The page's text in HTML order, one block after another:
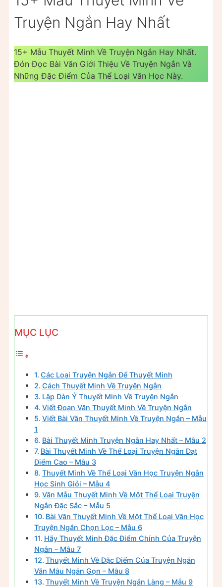
Truyện Ngắn Hay Nhất
15+ Mẫu Thuyết Minh Về Truyện Ngắn Hay Nhất.
Đón Đọc Bài Văn Giới Thiệu Về Truyện Ngắn Và
Những Đặc Điểm Của Thể Loại Văn Học Này.
MỤC LỤC
Các Loại Truyện Ngắn Để Thuyết Minh
Cách Thuyết Minh Về Truyện Ngắn
Lập Dàn Ý Thuyết Minh Về Truyện Ngắn
Viết Đoạn Văn Thuyết Minh Về Truyện Ngắn
Viết Bài Văn Thuyết Minh Về Truyện Ngắn – Mẫu
1
Bài Thuyết Minh Truyện Ngắn Hay Nhất – Mẫu 2
Bài Thuyết Minh Về Thể Loại Truyện Ngắn Đạt
Điểm Cao – Mẫu 3
Thuyết Minh Về Thể Loại Văn Học Truyện Ngắn
Học Sinh Giỏi – Mẫu 4
Văn Mẫu Thuyết Minh Về Một Thể Loại Truyện
Ngắn Đặc Sắc – Mẫu 5
Bài Văn Thuyết Minh Về Một Thể Loại Văn Học
Truyện Ngắn Chọn Lọc – Mẫu 6
Hãy Thuyết Minh Đặc Điểm Chính Của Truyện
Ngắn – Mẫu 7
Thuyết Minh Về Đặc Điểm Của Truyện Ngắn
Văn Mẫu Ngắn Gọn – Mẫu 8
Thuyết Minh Về Truyện Ngắn Làng – Mẫu 9